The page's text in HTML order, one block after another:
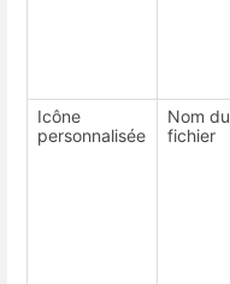
Icône
personnalisée
Nom du
fichier